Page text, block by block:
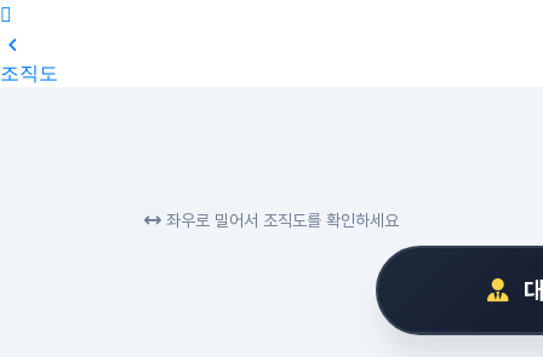

조직도
좌우로 밀어서 조직도를 확인하세요